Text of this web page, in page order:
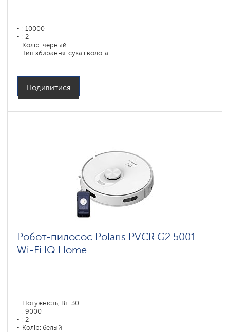
: 10000
: 2
Колір: черный
Тип збирання: суха і волога
Подивитися
Робот-пилосос Polaris PVCR G2 5001
Wi-Fi IQ Home
Потужність, Вт: 30
: 9000
: 2
Колір: белый